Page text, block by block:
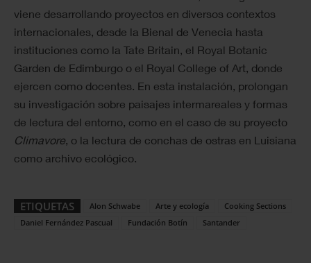
viene desarrollando proyectos en diversos contextos
internacionales, desde la Bienal de Venecia hasta
instituciones como la Tate Britain, el Royal Botanic
Garden de Edimburgo o el Royal College of Art, donde
ejercen como docentes. En esta instalación, prolongan
su investigación sobre paisajes intermareales y formas
de lectura del entorno, como en el caso de su proyecto
Climavore, o la lectura de conchas de ostras en Luisiana
como archivo ecológico.
ETIQUETAS Alon Schwabe Arte y ecología
Cooking Sections
Daniel Fernández Pascual
Fundación Botín Santander